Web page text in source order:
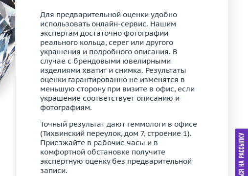
Для предварительной оценки удобно
использовать онлайн-сервис. Нашим
экспертам достаточно фотографии
реального кольца, серег или другого
украшения и подробного описания. В
случае с брендовыми ювелирными
изделиями хватит и снимка. Результаты
оценки гарантированно не изменятся в
меньшую сторону при визите в офис, если
украшение соответствует описанию и
фотографиям.
Точный результат дают геммологи в офисе
(Тихвинский переулок, дом 7, строение 1).
Приезжайте в рабочие часы и в
комфортной обстановке получите
экспертную оценку без предварительной
записи.